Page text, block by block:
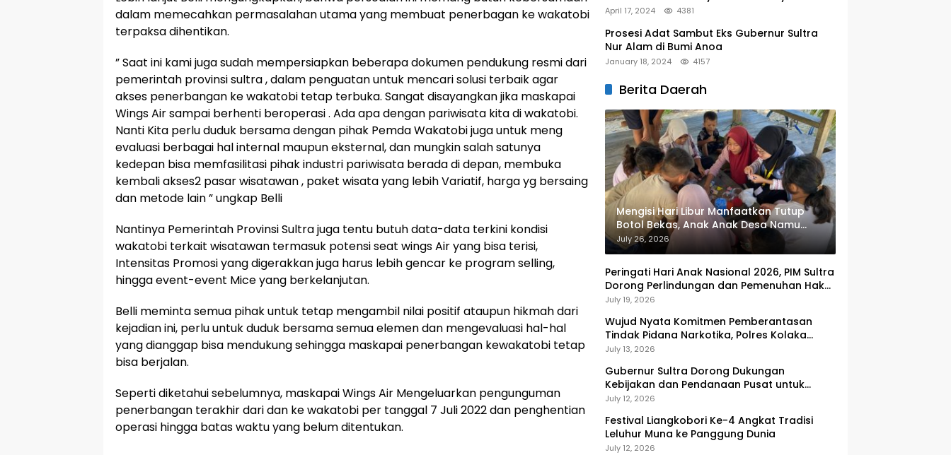
dalam memecahkan permasalahan utama yang membuat penerbagan ke wakatobi
terpaksa dihentikan.
” Saat ini kami juga sudah mempersiapkan beberapa dokumen pendukung resmi dari
pemerintah provinsi sultra , dalam penguatan untuk mencari solusi terbaik agar
akses penerbangan ke wakatobi tetap terbuka. Sangat disayangkan jika maskapai
Wings Air sampai berhenti beroperasi . Ada apa dengan pariwisata kita di wakatobi.
Nanti Kita perlu duduk bersama dengan pihak Pemda Wakatobi juga untuk meng
evaluasi berbagai hal internal maupun eksternal, dan mungkin salah satunya
kedepan bisa memfasilitasi pihak industri pariwisata berada di depan, membuka
kembali akses2 pasar wisatawan , paket wisata yang lebih Variatif, harga yg bersaing
dan metode lain ” ungkap Belli
Nantinya Pemerintah Provinsi Sultra juga tentu butuh data-data terkini kondisi
wakatobi terkait wisatawan termasuk potensi seat wings Air yang bisa terisi,
Intensitas Promosi yang digerakkan juga harus lebih gencar ke program selling,
hingga event-event Mice yang berkelanjutan.
Belli meminta semua pihak untuk tetap mengambil nilai positif ataupun hikmah dari
kejadian ini, perlu untuk duduk bersama semua elemen dan mengevaluasi hal-hal
yang dianggap bisa mendukung sehingga maskapai penerbangan kewakatobi tetap
bisa berjalan.
Seperti diketahui sebelumnya, maskapai Wings Air Mengeluarkan pengunguman
penerbangan terakhir dari dan ke wakatobi per tanggal 7 Juli 2022 dan penghentian
operasi hingga batas waktu yang belum ditentukan.
Mertuanya
April 17, 2024 4381
Prosesi Adat Sambut Eks Gubernur Sultra
Nur Alam di Bumi Anoa
January 18, 2024 4157
Berita Daerah
Mengisi Hari Libur Manfaatkan Tutup
Botol Bekas, Anak Anak Desa Namu
Bikin Gantungan Kunci Bernilai Ekonomi
July 26, 2026
Peringati Hari Anak Nasional 2026, PIM Sultra
Dorong Perlindungan dan Pemenuhan Hak
Anak Pesisir
July 19, 2026
Wujud Nyata Komitmen Pemberantasan
Tindak Pidana Narkotika, Polres Kolaka
Gagalkan Peredaran 3 Kg Sabu-Sabu
July 13, 2026
Gubernur Sultra Dorong Dukungan
Kebijakan dan Pendanaan Pusat untuk
Pengembangan Kawasan Liangkobhori
July 12, 2026
Festival Liangkobori Ke-4 Angkat Tradisi
Leluhur Muna ke Panggung Dunia
July 12, 2026